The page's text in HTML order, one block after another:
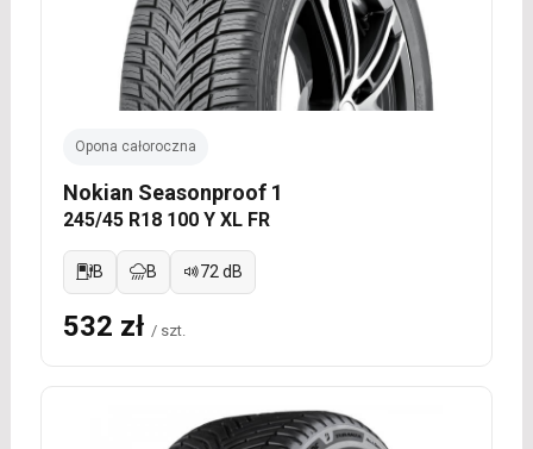
Opona całoroczna
Nokian Seasonproof 1
245/45 R18 100 Y XL FR
B B 72 dB
532 zł / szt.